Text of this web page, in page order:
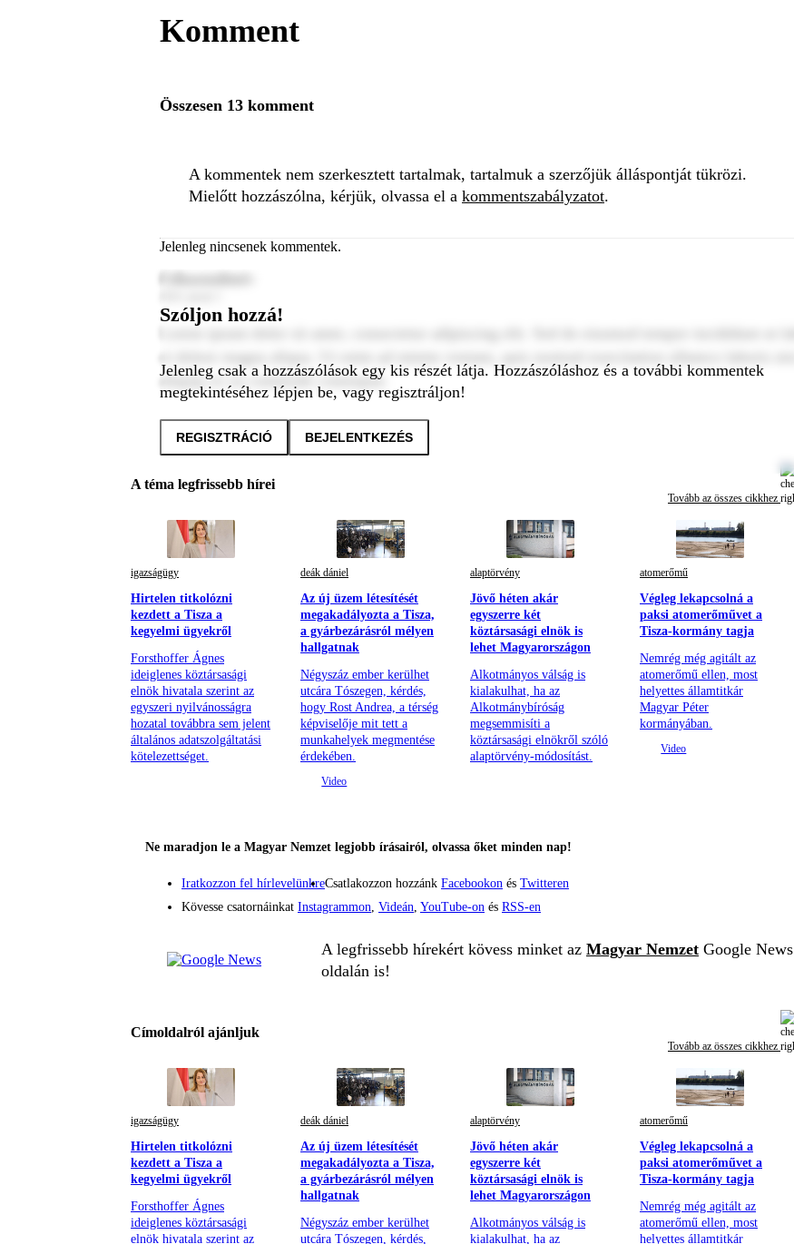
Komment
Összesen 13 komment
A kommentek nem szerkesztett tartalmak, tartalmuk a szerzőjük álláspontját tükrözi.
Mielőtt hozzászólna, kérjük, olvassa el a kommentszabályzatot.
Jelenleg nincsenek kommentek.
aliquip ex ea commodo consequat.
Szóljon hozzá!
Jelenleg csak a hozzászólások egy kis részét látja. Hozzászóláshoz és a további kommentek
megtekintéséhez lépjen be, vagy regisztráljon!
REGISZTRÁCIÓ BEJELENTKEZÉS
A téma legfrissebb hírei
Tovább az összes cikkhez
igazságügy
Hirtelen titkolózni
kezdett a Tisza a
kegyelmi ügyekről
Forsthoffer Ágnes
ideiglenes köztársasági
elnök hivatala szerint az
egyszeri nyilvánosságra
hozatal továbbra sem jelent
általános adatszolgáltatási
kötelezettséget.
deák dániel
Az új üzem létesítését
megakadályozta a Tisza,
a gyárbezárásról mélyen
hallgatnak
Négyszáz ember kerülhet
utcára Tószegen, kérdés,
hogy Rost Andrea, a térség
képviselője mit tett a
munkahelyek megmentése
érdekében.
alaptörvény
Jövő héten akár
egyszerre két
köztársasági elnök is
lehet Magyarországon
Alkotmányos válság is
kialakulhat, ha az
Alkotmánybíróság
megsemmisíti a
köztársasági elnökről szóló
alaptörvény-módosítást.
atomerőmű
Végleg lekapcsolná a
paksi atomerőművet a
Tisza-kormány tagja
Nemrég még agitált az
atomerőmű ellen, most
helyettes államtitkár
Magyar Péter
kormányában.
Ne maradjon le a Magyar Nemzet legjobb írásairól, olvassa őket minden nap!
Iratkozzon fel hírlevelünkreCsatlakozzon hozzánk Facebookon és Twitteren
Kövesse csatornáinkat Instagrammon, Videán, YouTube-on és RSS-en
A legfrissebb hírekért kövess minket az Magyar Nemzet Google News
oldalán is!
Címoldalról ajánljuk
Tovább az összes cikkhez
igazságügy
Hirtelen titkolózni
kezdett a Tisza a
kegyelmi ügyekről
Forsthoffer Ágnes
ideiglenes köztársasági
elnök hivatala szerint az
deák dániel
Az új üzem létesítését
megakadályozta a Tisza,
a gyárbezárásról mélyen
hallgatnak
Négyszáz ember kerülhet
utcára Tószegen, kérdés,
alaptörvény
Jövő héten akár
egyszerre két
köztársasági elnök is
lehet Magyarországon
Alkotmányos válság is
kialakulhat, ha az
atomerőmű
Végleg lekapcsolná a
paksi atomerőművet a
Tisza-kormány tagja
Nemrég még agitált az
atomerőmű ellen, most
helyettes államtitkár